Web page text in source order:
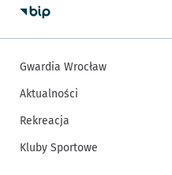
Gwardia Wrocław
Aktualności
Rekreacja
Kluby Sportowe